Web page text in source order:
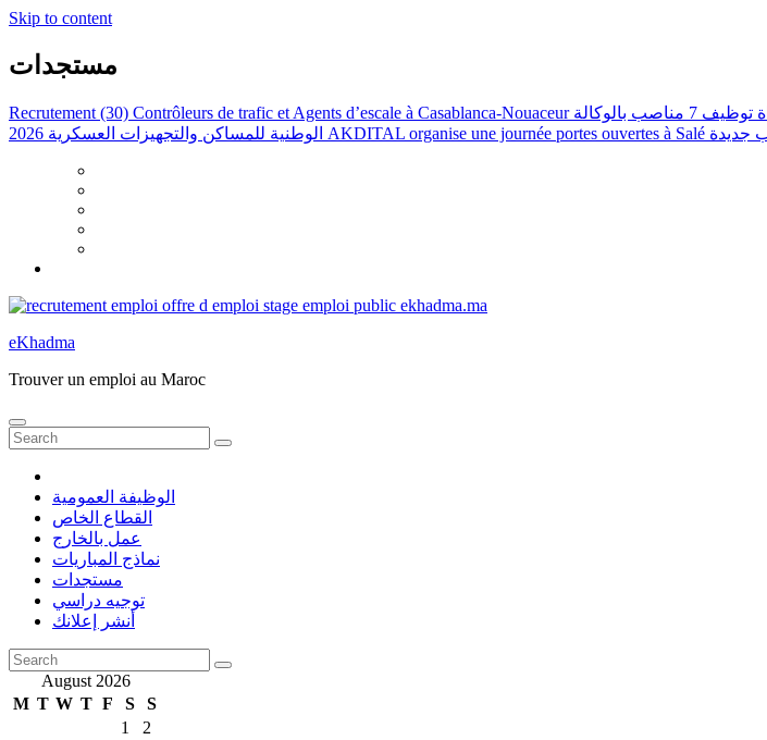
Skip to content
مستجدات
Recrutement (30) Contrôleurs de trafic et Agents d’escale à Casablanca-Nouaceur مباراة توظيف 7 مناصب بالوكالة
الوطنية للمساكن والتجهيزات العسكرية 2026 AKDITAL organise une journée portes ouvertes à Salé
eKhadma
Trouver un emploi au Maroc
الوظيفة العمومية
القطاع الخاص
عمل بالخارج
نماذج المباريات
مستجدات
توجيه دراسي
أنشر إعلانك
August 2026
M T W T F S
S
1
2